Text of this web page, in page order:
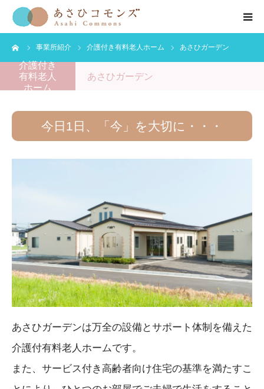
事業所紹介 介護付き有料老人ホーム あさひガーデン
介護付き
有料老人
ホーム
あさひガーデン
今日1日、「今」を大切に・・・
あさひガーデンは万全の設備とサポート体制を備えた
介護付有料老人ホームです。
また、サービス付き高齢者向け住宅の基準を満たすこ
HOME
お知らせ
お問い合わせ